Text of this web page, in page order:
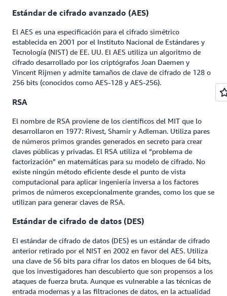
Estándar de cifrado avanzado (AES)
El AES es una especificación para el cifrado simétrico
establecida en 2001 por el Instituto Nacional de Estándares y
Tecnología (NIST) de EE. UU. El AES utiliza un algoritmo de
cifrado desarrollado por los criptógrafos Joan Daemen y
Vincent Rijmen y admite tamaños de clave de cifrado de 128 o
256 bits (conocidos como AES-128 y AES-256).
RSA
El nombre de RSA proviene de los científicos del MIT que lo
desarrollaron en 1977: Rivest, Shamir y Adleman. Utiliza pares
de números primos grandes generados en secreto para crear
claves públicas y privadas. El RSA utiliza el “problema de
factorización” en matemáticas para su modelo de cifrado. No
existe ningún método eficiente desde el punto de vista
computacional para aplicar ingeniería inversa a los factores
primos de números excepcionalmente grandes, como los que se
utilizan para generar claves de RSA.
Estándar de cifrado de datos (DES)
El estándar de cifrado de datos (DES) es un estándar de cifrado
anterior retirado por el NIST en 2002 en favor del AES. Utiliza
una clave de 56 bits para cifrar los datos en bloques de 64 bits,
que los investigadores han descubierto que son propensos a los
ataques de fuerza bruta. Aunque es vulnerable a las técnicas de
entrada modernas y a las filtraciones de datos, en la actualidad